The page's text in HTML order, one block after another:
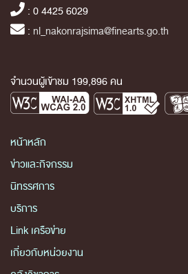
: 0 4425 6029
: nl_nakonrajsima@finearts.go.th
จำนวนผู้เข้าชม 199,896 คน
หน้าหลัก
ข่าวและกิจกรรม
นิทรรศการ
บริการ
Link เครือข่าย
เกี่ยวกับหน่วยงาน